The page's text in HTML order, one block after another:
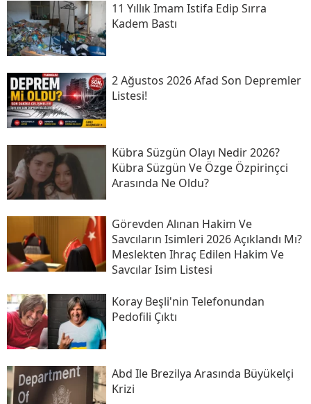
11 Yıllık Imam Istifa Edip Sırra
Kadem Bastı
2 Ağustos 2026 Afad Son Depremler
Listesi!
Kübra Süzgün Olayı Nedir 2026?
Kübra Süzgün Ve Özge Özpirinçci
Arasında Ne Oldu?
Görevden Alınan Hakim Ve
Savcıların Isimleri 2026 Açıklandı Mı?
Meslekten Ihraç Edilen Hakim Ve
Savcılar Isim Listesi
Koray Beşli'nin Telefonundan
Pedofili Çıktı
Abd Ile Brezilya Arasında Büyükelçi
Krizi